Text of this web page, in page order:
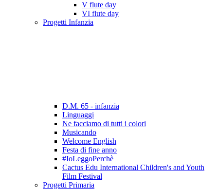
V flute day
VI flute day
Progetti Infanzia
D.M. 65 - infanzia
Linguaggi
Ne facciamo di tutti i colori
Musicando
Welcome English
Festa di fine anno
#IoLeggoPerchè
Cactus Edu International Children's and Youth
Film Festival
Progetti Primaria